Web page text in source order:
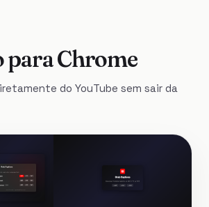
para Chrome
do YouTube sem sair da